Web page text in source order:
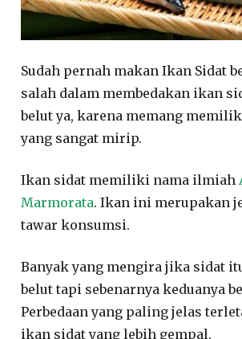
Sudah pernah makan Ikan Sidat
salah dalam membedakan ikan
belut ya, karena memang
yang sangat mirip.
Ikan sidat memiliki nama ilmiah
Marmorata. Ikan ini merupakan
tawar konsumsi.
Banyak yang mengira jika sidat
belut tapi sebenarnya keduanya
Perbedaan yang paling jelas
ikan sidat yang lebih gempal.